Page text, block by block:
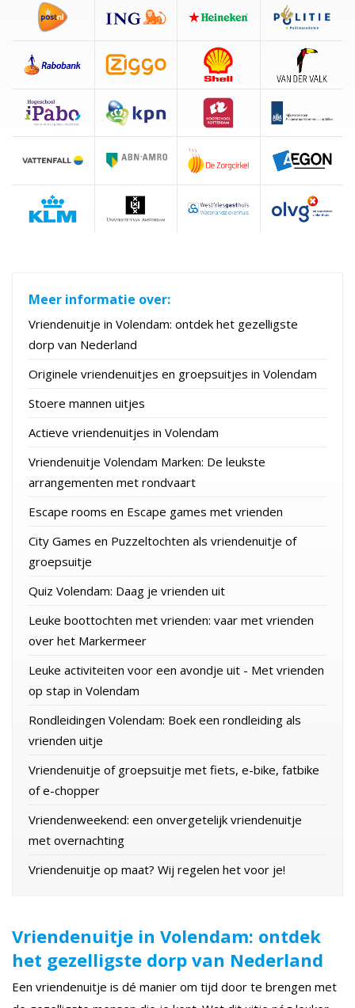
Meer informatie over:
Vriendenuitje in Volendam: ontdek het gezelligste
dorp van Nederland
Originele vriendenuitjes en groepsuitjes in Volendam
Stoere mannen uitjes
Actieve vriendenuitjes in Volendam
Vriendenuitje Volendam Marken: De leukste
arrangementen met rondvaart
Escape rooms en Escape games met vrienden
City Games en Puzzeltochten als vriendenuitje of
groepsuitje
Quiz Volendam: Daag je vrienden uit
Leuke boottochten met vrienden: vaar met vrienden
over het Markermeer
Leuke activiteiten voor een avondje uit - Met vrienden
op stap in Volendam
Rondleidingen Volendam: Boek een rondleiding als
vrienden uitje
Vriendenuitje of groepsuitje met fiets, e-bike, fatbike
of e-chopper
Vriendenweekend: een onvergetelijk vriendenuitje
met overnachting
Vriendenuitje op maat? Wij regelen het voor je!
Vriendenuitje in Volendam: ontdek
het gezelligste dorp van Nederland
Een vriendenuitje is dé manier om tijd door te brengen met